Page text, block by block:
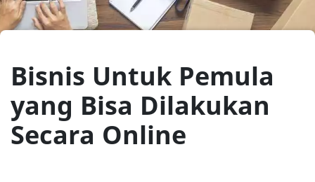
Bisnis Untuk Pemula
yang Bisa Dilakukan
Secara Online